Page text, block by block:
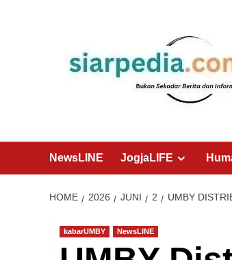
NewsLINE JogjaLIFE
HOME 2026 JUNI 2 UMBY
kabarUMBY NewsLINE